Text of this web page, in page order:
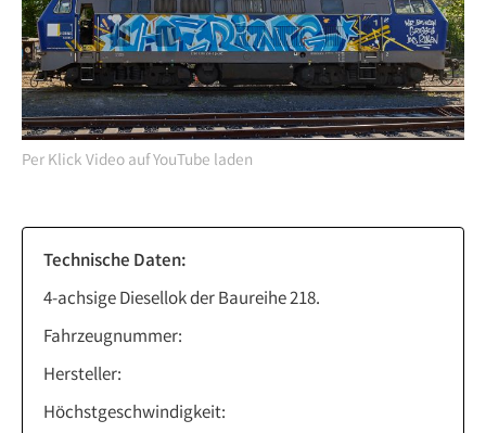
Per Klick Video auf YouTube laden
Technische Daten:
4-achsige Diesellok der Baureihe 218.
Fahrzeugnummer:
Hersteller:
Höchstgeschwindigkeit: